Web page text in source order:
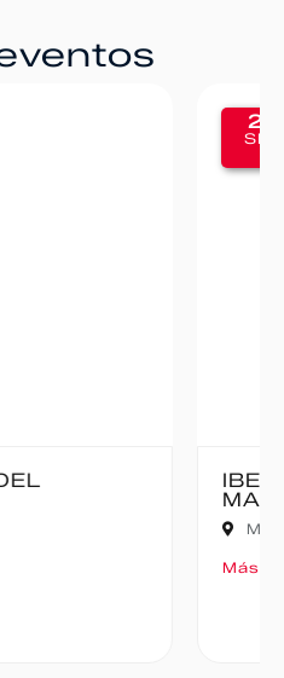
CORRE POR